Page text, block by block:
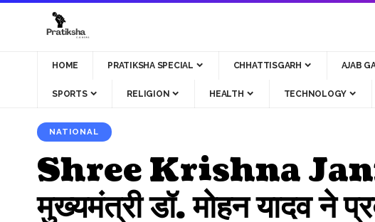
HOME PRATIKSHA SPECIAL CHHATTISGARH AJAB
SPORTS RELIGION HEALTH TECHNOLOGY
NATIONAL
Shree Krishna
मुख्यमंत्री डॉ. मोहन यादव ने